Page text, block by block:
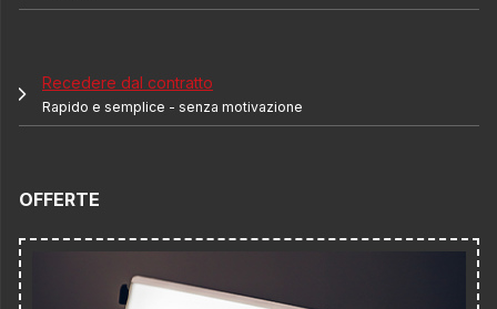
Recedere dal contratto
Rapido e semplice - senza motivazione
OFFERTE